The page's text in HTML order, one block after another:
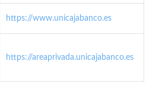
https://www.unicajabanco.es
https://areaprivada.unicajabanco.es